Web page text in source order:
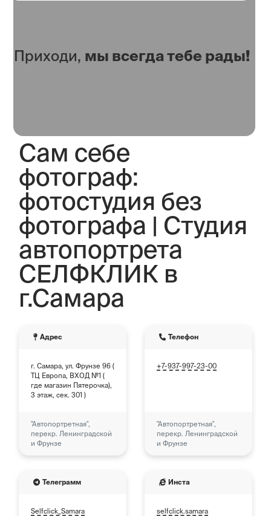
Приходи, мы всегда тебе рады!
Сам себе
фотограф:
фотостудия без
фотографа | Студия
автопортрета
СЕЛФКЛИК в
г.Самара
Адрес
г. Самара, ул. Фрунзе 96 (
ТЦ Европа, ВХОД №1 (
где магазин Пятерочка),
3 этаж, сек. 301 )
"Автопортретная",
перекр. Ленинградской
и Фрунзе
Телефон
+7-937-997-23-00
"Автопортретная",
перекр. Ленинградской
и Фрунзе
Телеграмм
Selfclick_Samara
Инста
selfclick.samara